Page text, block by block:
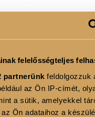
felelősségteljes
partnerünk feldolgozzuk
az Ön IP-címét,
a sütik, amelyekkel
Ön adataihoz a
UTOLSÓ
sminked egész este party-
átlátszófixáló púdert!
a T-zónádra és az álladra,
a smink